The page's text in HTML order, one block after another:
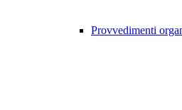
Provvedimenti